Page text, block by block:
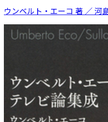
ウンベルト・エーコ 著 ／ 河